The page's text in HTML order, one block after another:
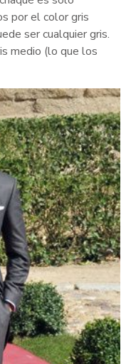
por el color gris
ser cualquier gris.
medio (lo que los